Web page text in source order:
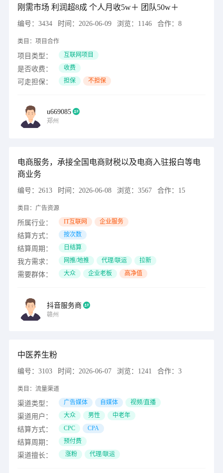
刚需市场 利润超8成 个人月收5w＋ 团队50w＋
编号： 3434 时间： 2026-06-09 浏览： 1146 合作： 8
类目： 项目合作
项目类型： 互联网项目
是否收费： 收费
可走担保： 担保 不担保
u669085
郑州
电商服务，承接全国电商财税以及电商入驻报白等电
商业务
编号： 2613 时间： 2026-06-08 浏览： 3567 合作： 15
类目： 广告资源
所属行业： IT互联网 企业服务
结算方式： 按次数
结算周期： 日结算
我方需求： 网推/地推 代理/联运 拉新
需要群体： 大众 企业老板 高净值
抖音服务商
赣州
中医养生粉
编号： 3103 时间： 2026-06-07 浏览： 1241 合作： 3
类目： 流量渠道
渠道类型： 广告媒体 自媒体 视频/直播
渠道用户： 大众 男性 中老年
结算方式： CPC CPA
结算周期： 预付费
渠道擅长： 涨粉 代理/联运